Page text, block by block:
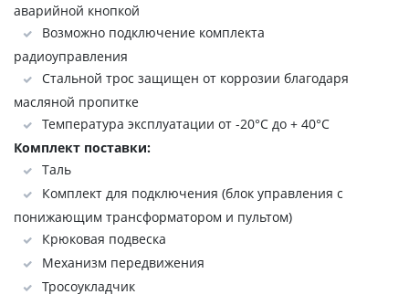
аварийной кнопкой
Возможно подключение комплекта
радиоуправления
Стальной трос защищен от коррозии благодаря
масляной пропитке
Температура эксплуатации от -20°C до + 40°C
Комплект поставки:
Таль
Комплект для подключения (блок управления с
понижающим трансформатором и пультом)
Крюковая подвеска
Механизм передвижения
Тросоукладчик